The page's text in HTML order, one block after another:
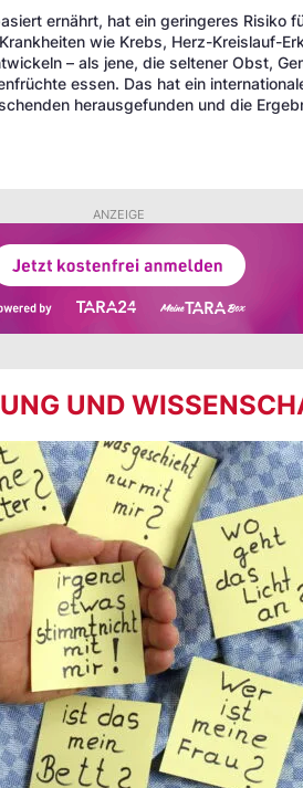
ernährt, hat ein geringeres Risiko
wie Krebs, Herz-Kreislauf-
– als jene, die seltener Obst,
essen. Das hat ein
herausgefunden und die
ANZEIGE
UND